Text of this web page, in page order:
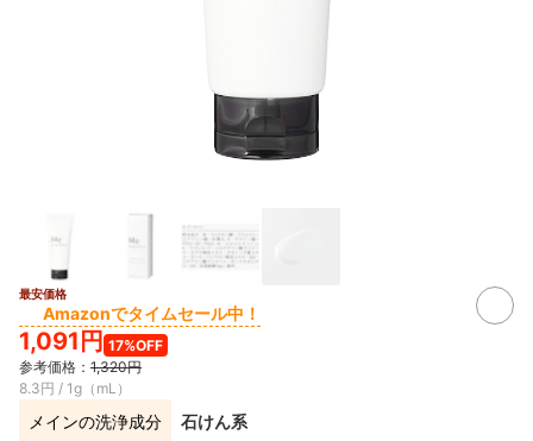
最安価格
Amazonでタイムセール中！
1,091円 17%OFF
参考価格： 1,320円
8.3円 / 1g（mL）
メインの洗浄成分 石けん系